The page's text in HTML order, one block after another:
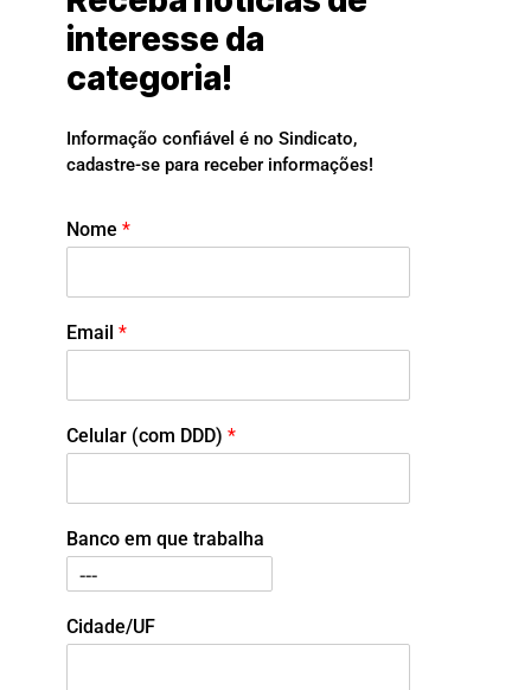
interesse da
categoria!
Informação confiável é no Sindicato,
cadastre-se para receber informações!
Nome *
Email *
Celular (com DDD) *
Banco em que trabalha
Cidade/UF